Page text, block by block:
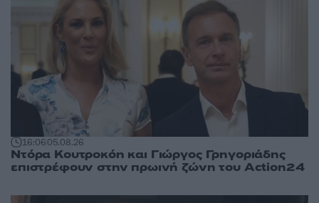
16:0605.08.26
Ντόρα Κουτροκόη και Γιώργος Γρηγοριάδης
επιστρέφουν στην πρωινή ζώνη του Action24